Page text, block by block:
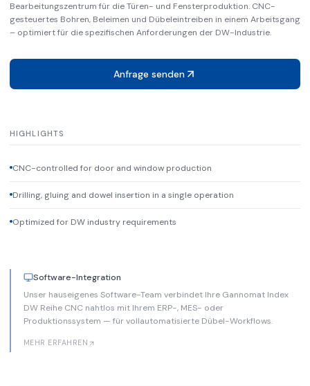
Bearbeitungszentrum für die Türen- und Fensterproduktion. CNC-
gesteuertes Bohren, Beleimen und Dübeleintreiben in einem Arbeitsgang
– optimiert für die spezifischen Anforderungen der DW-Industrie.
Anfrage senden
HIGHLIGHTS
CNC-controlled for door and window production
Drilling, gluing and dowel insertion in a single operation
Optimized for DW industry requirements
Software-Integration
Unser hauseigenes Software-Team verbindet Ihre Gannomat Index
DW Reihe CNC nahtlos mit Ihrem ERP-, MES- oder
Produktionssystem — für vollautomatisierte Dübel-Workflows.
MEHR ERFAHREN